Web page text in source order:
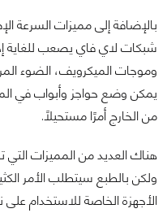
بالإضافة إلى مميزات السرعة
شبكات لاي فاي يصعب للغاية
وموجات الميكرويف، الضوء
يمكن وضع حواجز وأبواب في
من الخارج أمرًا مستحيلًا.
هناك العديد من المميزات التي
ولكن بالطبع سيتطلب الأمر
الأجهزة الخاصة للاستخدام